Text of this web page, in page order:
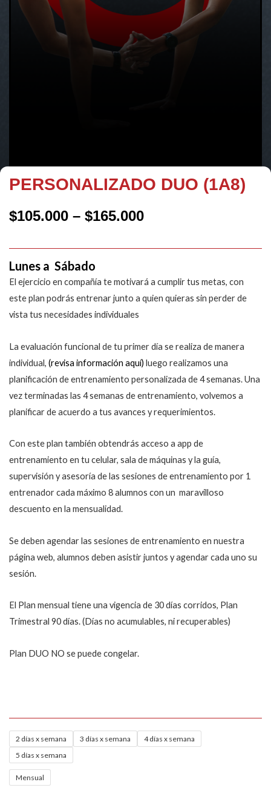
PERSONALIZADO DUO (1A8)
$105.000 – $165.000
Lunes a Sábado
El ejercicio en compañía te motivará a cumplir tus metas, con
este plan podrás entrenar junto a quien quieras sin perder de
vista tus necesidades individuales
La evaluación funcional de tu primer día se realiza de manera
individual, (revisa información aquí) luego realizamos una
planificación de entrenamiento personalizada de 4 semanas. Una
vez terminadas las 4 semanas de entrenamiento, volvemos a
planificar de acuerdo a tus avances y requerimientos.
Con este plan también obtendrás acceso a app de
entrenamiento en tu celular, sala de máquinas y la guía,
supervisión y asesoría de las sesiones de entrenamiento por 1
entrenador cada máximo 8 alumnos con un maravilloso
descuento en la mensualidad.
Se deben agendar las sesiones de entrenamiento en nuestra
página web, alumnos deben asistir juntos y agendar cada uno su
sesión.
El Plan mensual tiene una vigencia de 30 días corridos, Plan
Trimestral 90 días. (Días no acumulables, ni recuperables)
Plan DUO NO se puede congelar.
2 días x semana 3 días x semana
4 días x semana
5 días x semana
Mensual
PERSONALIZADO
DUO
(1A8)
cantidad